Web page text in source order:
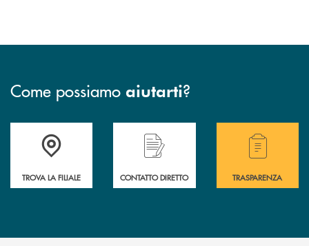
Come possiamo aiutarti?
Accedi all'elenco completo delle filiali di Bcc Sarsina.
TROVA LA FILIALE
Hai bisogno di assistenza immediata ?
CONTATTO DIRETTO
Hai bisogno di
TRASPARENZA